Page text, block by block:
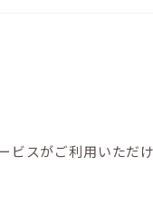
スがご利用いただけ